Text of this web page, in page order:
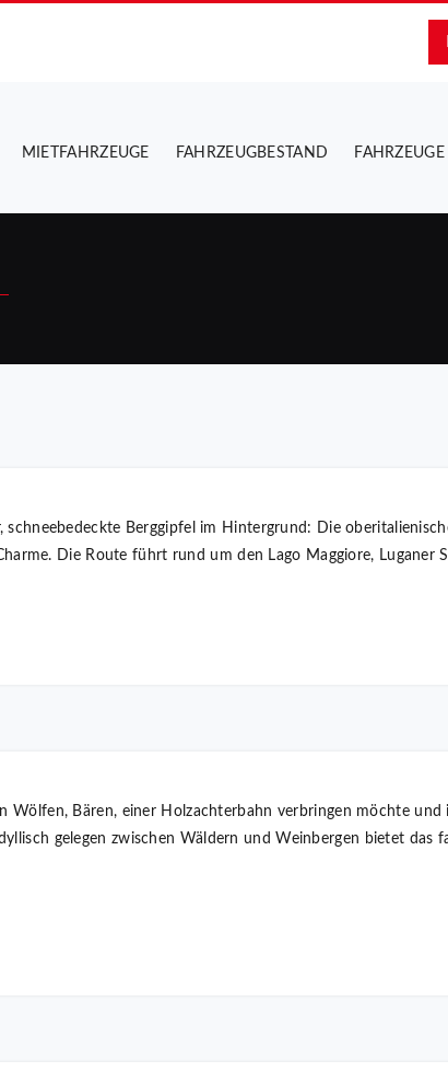
MIETFAHRZEUGE FAHRZEUGBESTAND FAHRZEUGE
schneebedeckte Berggipfel im Hintergrund: Die
Die Route führt rund um den Lago Maggiore, Luganer
Wölfen, Bären, einer Holzachterbahn verbringen möchte
gelegen zwischen Wäldern und Weinbergen bietet das